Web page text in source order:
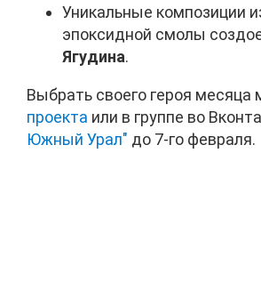
Уникальные композиции
эпоксидной смолы
Ягудина.
Выбрать своего героя месяца
проекта или в группе во
Южный Урал" до 7-го февраля.